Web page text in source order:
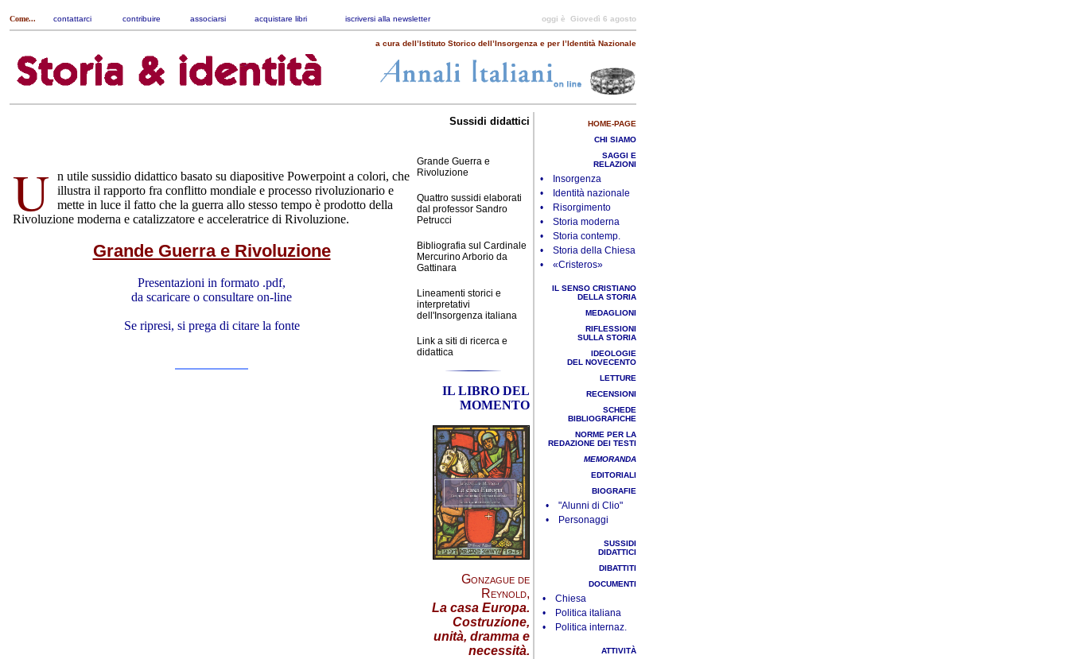
Come... contattarci contribuire associarsi acquistare libri iscriversi alla newsletter oggi è Giovedì 6 agosto
a cura dell’Istituto Storico dell’Insorgenza e per l’Identità Nazionale
U n utile sussidio didattico basato su diapositive Powerpoint a colori, che
illustra il rapporto fra conflitto mondiale e processo rivoluzionario e
mette in luce il fatto che la guerra allo stesso tempo è prodotto della
Rivoluzione moderna e catalizzatore e acceleratrice di Rivoluzione.
Grande Guerra e Rivoluzione
Presentazioni in formato .pdf,
da scaricare o consultare on-line
Se ripresi, si prega di citare la fonte
Sussidi didattici
Grande Guerra e
Rivoluzione
Quattro sussidi elaborati
dal professor Sandro
Petrucci
Bibliografia sul Cardinale
Mercurino Arborio da
Gattinara
Lineamenti storici e
interpretativi
dell'Insorgenza italiana
Link a siti di ricerca e
didattica
IL LIBRO DEL
MOMENTO
Gonzague de
Reynold,
La casa Europa.
Costruzione,
unità, dramma e
necessità.
HOME-PAGE
CHI SIAMO
SAGGI E
RELAZIONI
• Insorgenza
• Identità nazionale
• Risorgimento
• Storia moderna
• Storia contemp.
• Storia della Chiesa
• «Cristeros»
IL SENSO CRISTIANO
DELLA STORIA
MEDAGLIONI
RIFLESSIONI
SULLA STORIA
IDEOLOGIE
DEL NOVECENTO
LETTURE
RECENSIONI
SCHEDE
BIBLIOGRAFICHE
NORME PER LA
REDAZIONE DEI TESTI
MEMORANDA
EDITORIALI
BIOGRAFIE
• "Alunni di Clio"
• Personaggi
SUSSIDI
DIDATTICI
DIBATTITI
DOCUMENTI
• Chiesa
• Politica italiana
• Politica internaz.
ATTIVITÀ